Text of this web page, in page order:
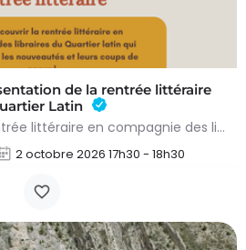
de la rentrée littéraire
Latin
Venez découvrir la rentrée littéraire en compagnie des libraires du Quartier latin qui présenteront les…
2 octobre 2026 17h30 - 18h30